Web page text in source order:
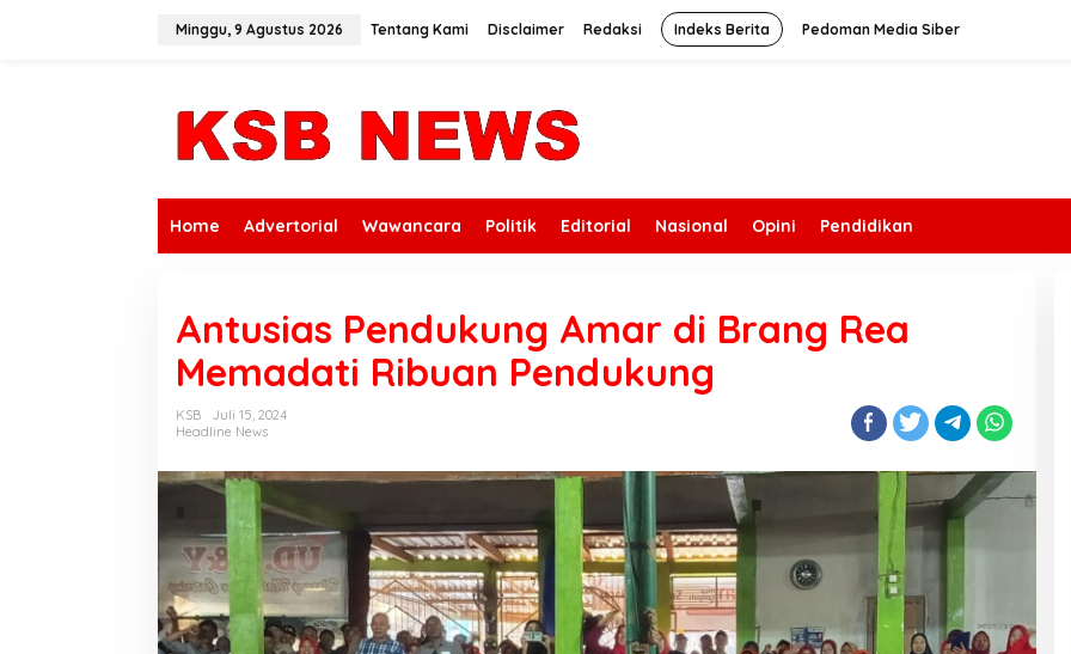
Minggu, 9 Agustus 2026 Tentang Kami Disclaimer Redaksi Indeks Berita Pedoman Media Siber
Home Advertorial Wawancara Politik Editorial Nasional Opini Pendidikan
Antusias Pendukung Amar di Brang Rea
Memadati Ribuan Pendukung
KSB
Juli 15, 2024
Headline News